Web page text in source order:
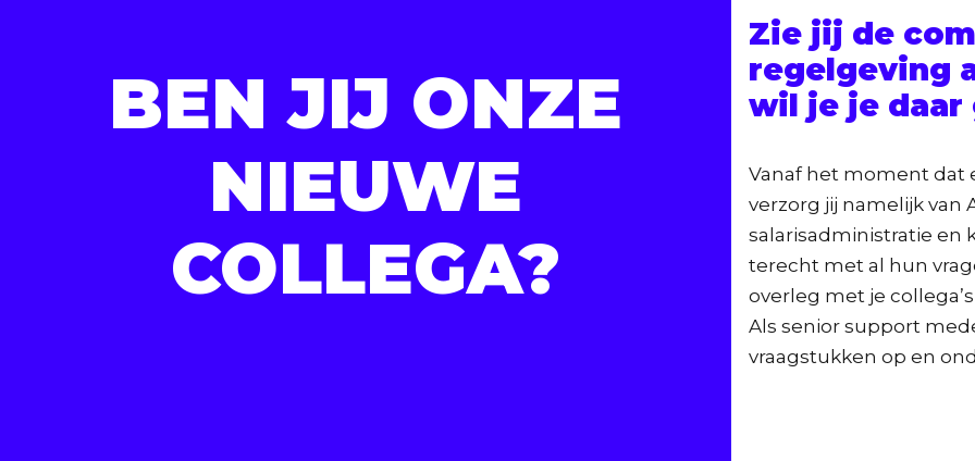
Zie jij de
regelgeving
wil je je daar
Vanaf het moment dat
verzorg jij namelijk van
salarisadministratie en
terecht met al hun
overleg met je
Als senior support
vraagstukken op en
BEN JIJ ONZE
NIEUWE
COLLEGA?